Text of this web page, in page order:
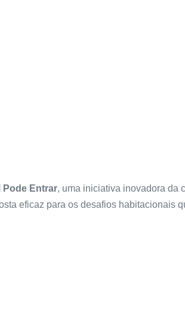
Pode Entrar, uma iniciativa inovadora da
eficaz para os desafios habitacionais